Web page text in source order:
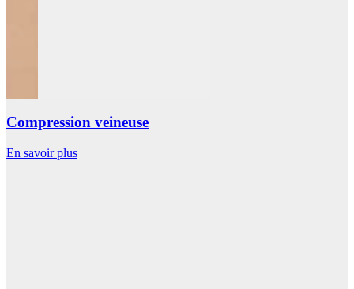
Compression veineuse
En savoir plus